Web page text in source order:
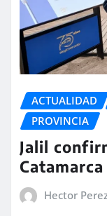
ACTUALIDAD
PROVINCIA
Jalil
Hector